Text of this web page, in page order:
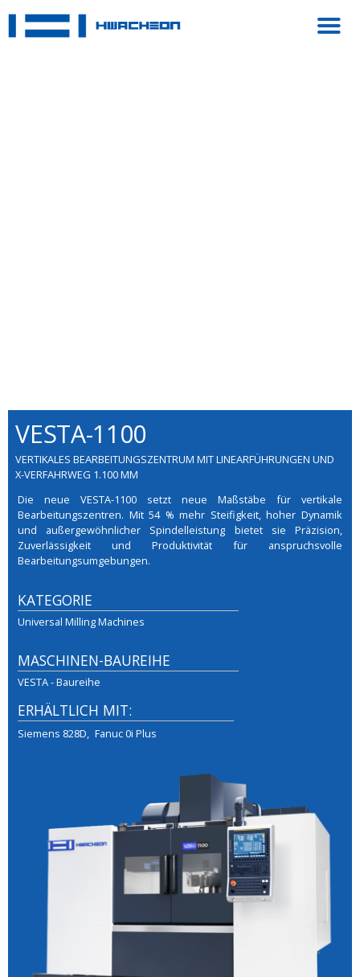
VESTA-1100
VERTIKALES BEARBEITUNGSZENTRUM MIT LINEARFÜHRUNGEN UND
X-VERFAHRWEG 1.100 MM
Die neue VESTA-1100 setzt neue Maßstäbe für vertikale
Bearbeitungszentren. Mit 54 % mehr Steifigkeit, hoher Dynamik
und außergewöhnlicher Spindelleistung bietet sie Präzision,
Zuverlässigkeit und Produktivität für anspruchsvolle
Bearbeitungsumgebungen.
KATEGORIE
Universal Milling Machines
MASCHINEN-BAUREIHE
VESTA - Baureihe
ERHÄLTLICH MIT:
Siemens 828D Fanuc 0i Plus